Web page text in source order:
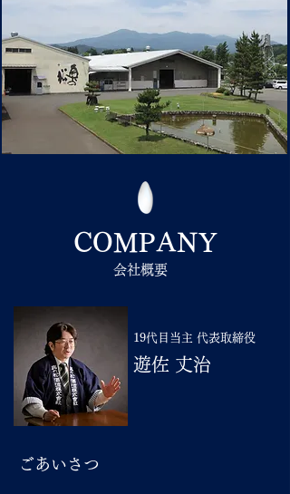
COMPANY
会社概要
19代目当主 代表取締役
遊佐 丈治
ごあいさつ